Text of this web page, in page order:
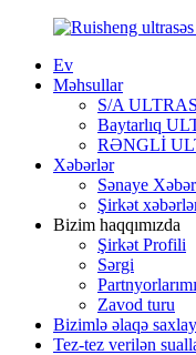
Ev
Məhsullar
S/A
Baytarlıq
RƏNGLİ
Xəbərlər
Sənaye
Şirkət
Bizim haqqımızda
Şirkət Profili
Sərgi
Zavod turu
Bizimlə əlaqə
Tez-tez verilən